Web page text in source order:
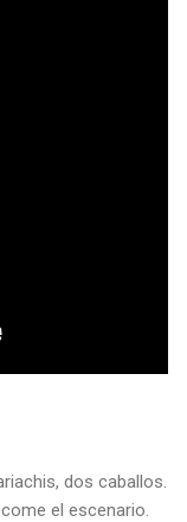
dos caballos.
el escenario.